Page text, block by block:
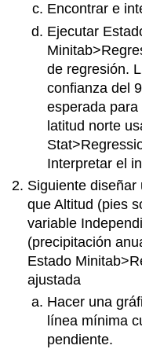
Encontrar e
Ejecutar
de regresión.
confianza del
esperada
latitud norte
Interpretar el
Siguiente diseñar
que Altitud (pies
variable
(precipitación
Estado
ajustada
Hacer una
línea mínima
pendiente.